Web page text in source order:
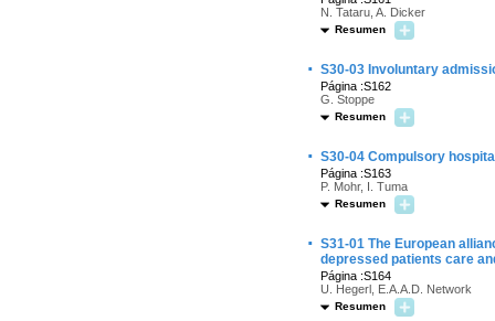
N. Tataru, A. Dicker
Resumen
· S30-03 Involuntary
Página :S162
G. Stoppe
Resumen
· S30-04 Compulsory
Página :S163
P. Mohr, I. Tuma
Resumen
· S31-01 The European
depressed patients care
Página :S164
U. Hegerl, E.A.A.D. Network
Resumen